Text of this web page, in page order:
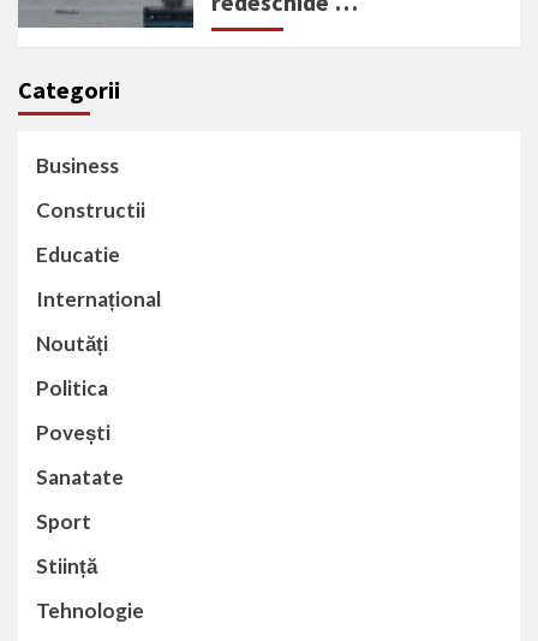
Categorii
Business
Constructii
Educatie
Internațional
Noutăți
Politica
Povești
Sanatate
Sport
Stiință
Tehnologie